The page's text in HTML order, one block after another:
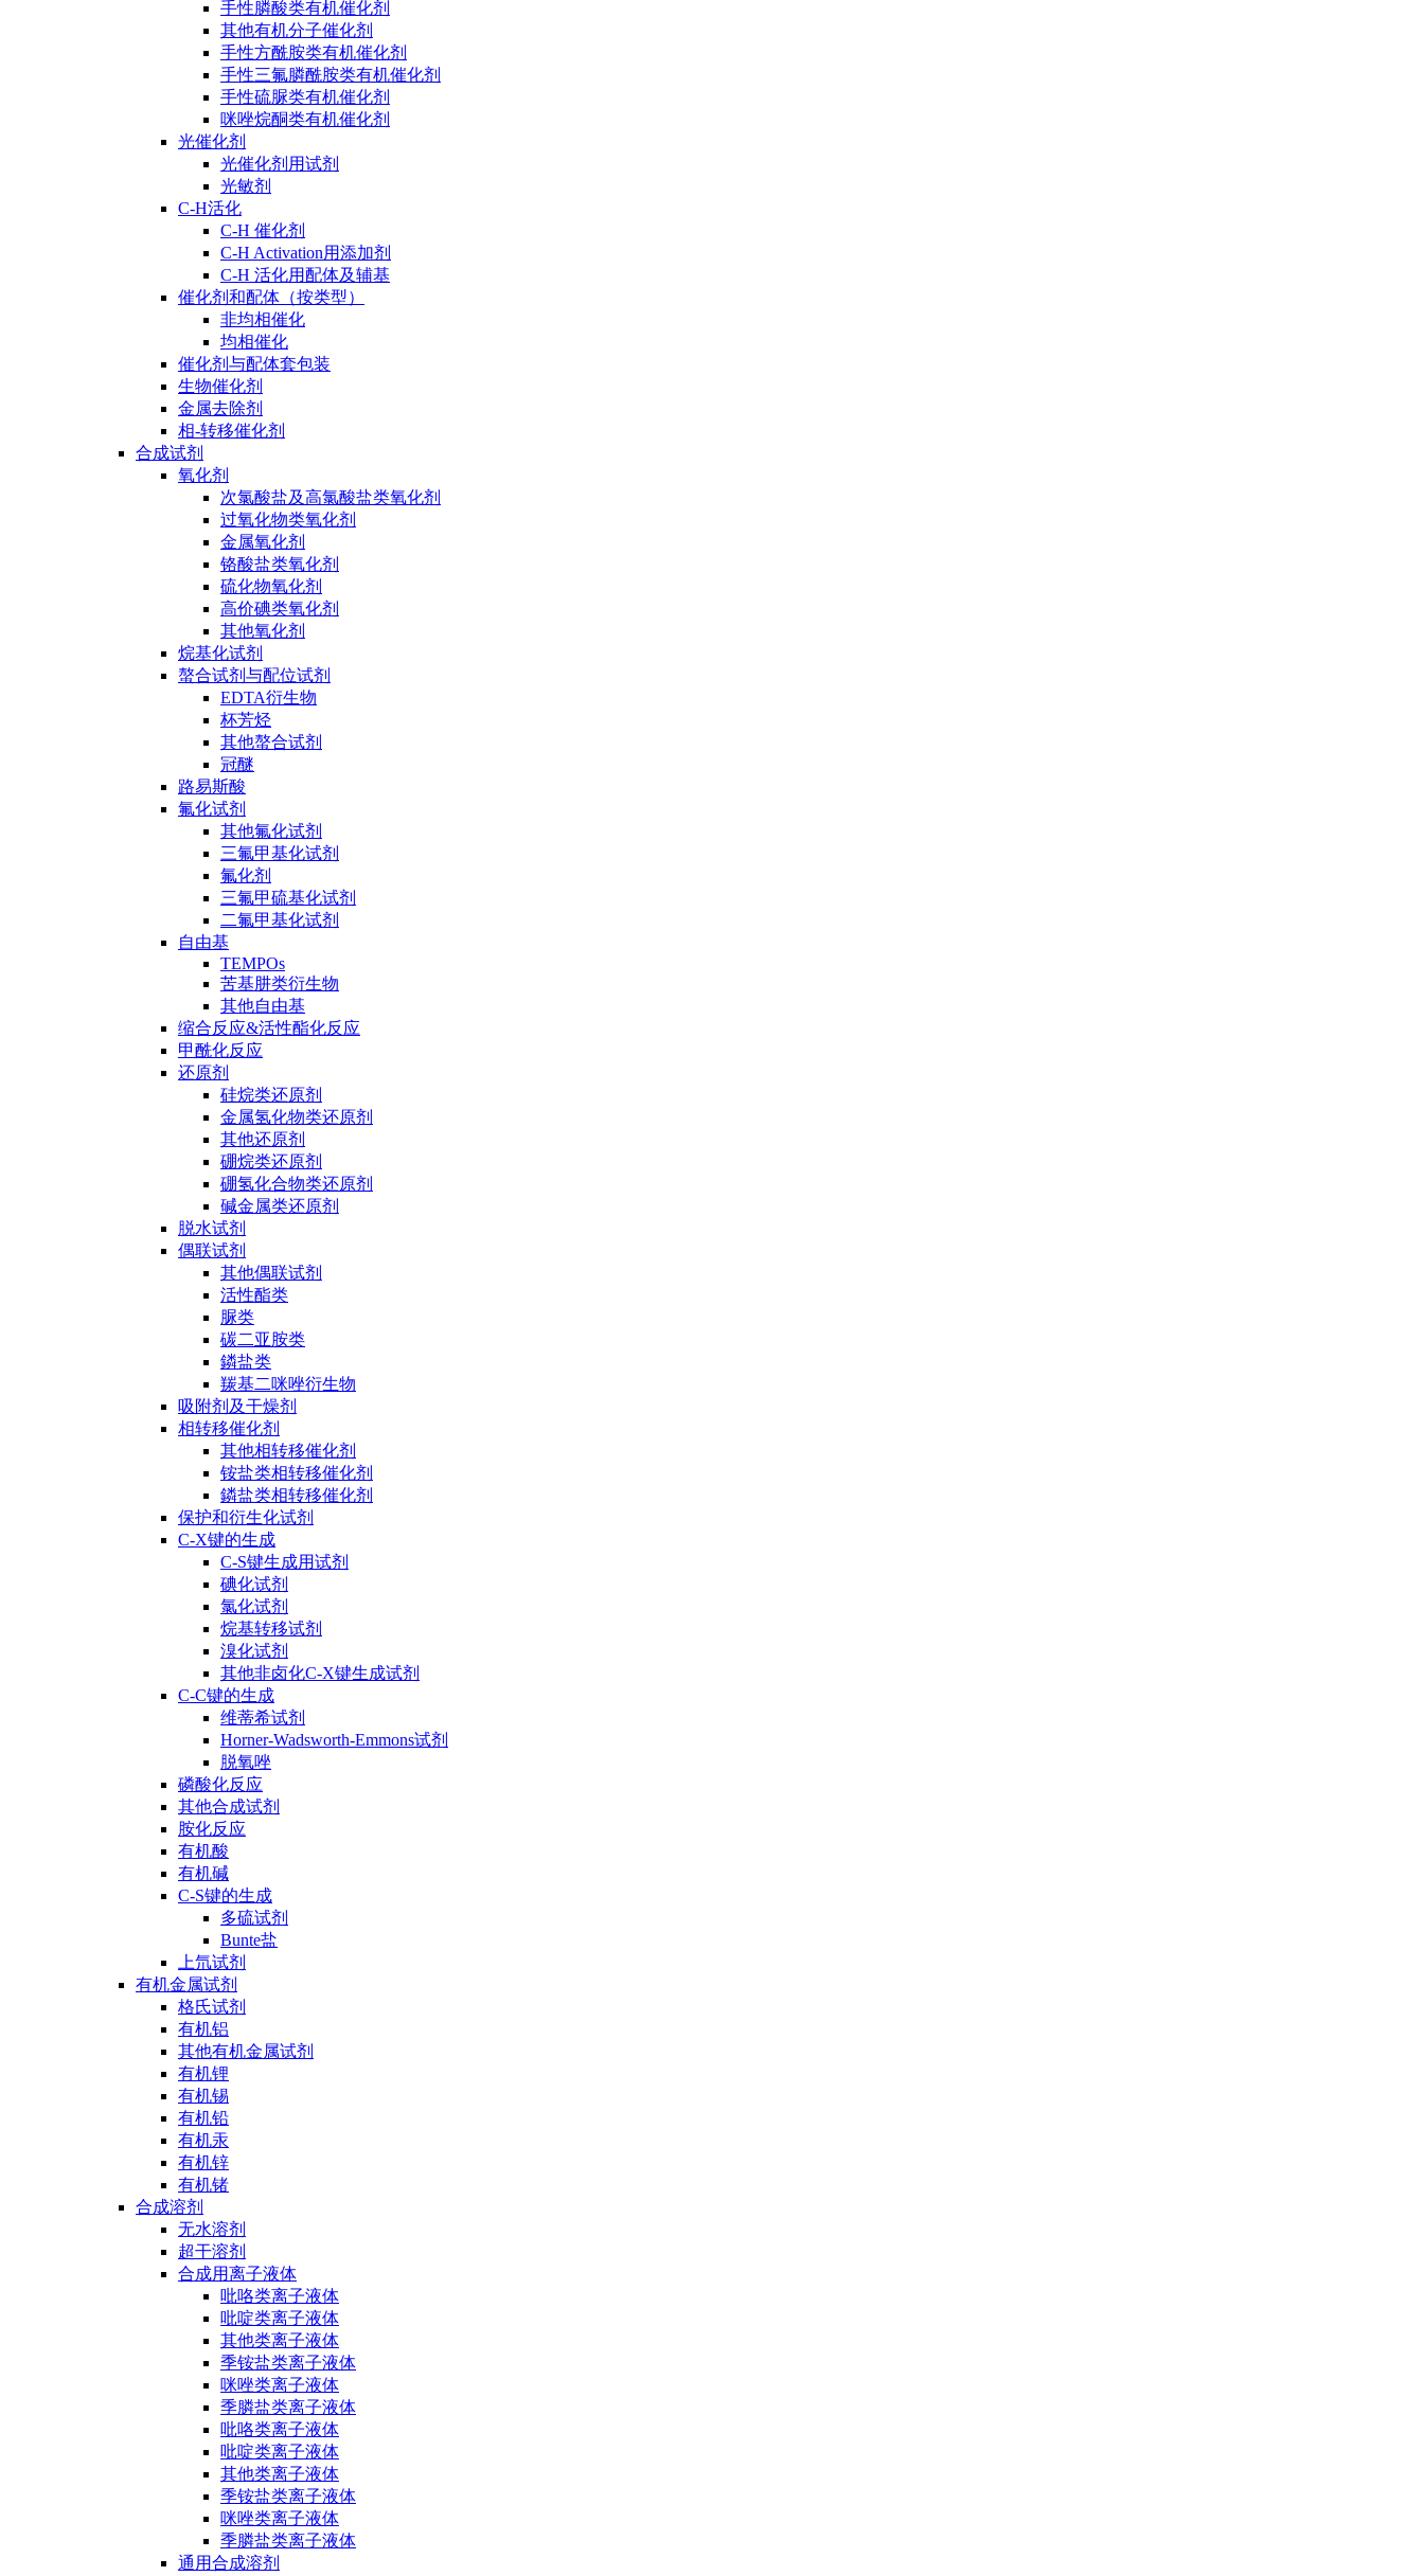
手性膦酸类有机催化剂
其他有机分子催化剂
手性方酰胺类有机催化剂
手性三氟膦酰胺类有机催化剂
手性硫脲类有机催化剂
咪唑烷酮类有机催化剂
光催化剂
光催化剂用试剂
光敏剂
C-H活化
C-H 催化剂
C-H Activation用添加剂
C-H 活化用配体及辅基
催化剂和配体（按类型）
非均相催化
均相催化
催化剂与配体套包装
生物催化剂
金属去除剂
相-转移催化剂
合成试剂
氧化剂
次氯酸盐及高氯酸盐类氧化剂
过氧化物类氧化剂
金属氧化剂
铬酸盐类氧化剂
硫化物氧化剂
高价碘类氧化剂
其他氧化剂
烷基化试剂
螯合试剂与配位试剂
EDTA衍生物
杯芳烃
其他螯合试剂
冠醚
路易斯酸
氟化试剂
其他氟化试剂
三氟甲基化试剂
氟化剂
三氟甲硫基化试剂
二氟甲基化试剂
自由基
TEMPOs
苦基肼类衍生物
其他自由基
缩合反应&活性酯化反应
甲酰化反应
还原剂
硅烷类还原剂
金属氢化物类还原剂
其他还原剂
硼烷类还原剂
硼氢化合物类还原剂
碱金属类还原剂
脱水试剂
偶联试剂
其他偶联试剂
活性酯类
脲类
碳二亚胺类
鏻盐类
羰基二咪唑衍生物
吸附剂及干燥剂
相转移催化剂
其他相转移催化剂
铵盐类相转移催化剂
鏻盐类相转移催化剂
保护和衍生化试剂
C-X键的生成
C-S键生成用试剂
碘化试剂
氯化试剂
烷基转移试剂
溴化试剂
其他非卤化C-X键生成试剂
C-C键的生成
维蒂希试剂
Horner-Wadsworth-Emmons试剂
脱氧唑
磷酸化反应
其他合成试剂
胺化反应
有机酸
有机碱
C-S键的生成
多硫试剂
Bunte盐
上氘试剂
有机金属试剂
格氏试剂
有机铝
其他有机金属试剂
有机锂
有机锡
有机铅
有机汞
有机锌
有机锗
合成溶剂
无水溶剂
超干溶剂
合成用离子液体
吡咯类离子液体
吡啶类离子液体
其他类离子液体
季铵盐类离子液体
咪唑类离子液体
季膦盐类离子液体
吡咯类离子液体
吡啶类离子液体
其他类离子液体
季铵盐类离子液体
咪唑类离子液体
季膦盐类离子液体
通用合成溶剂